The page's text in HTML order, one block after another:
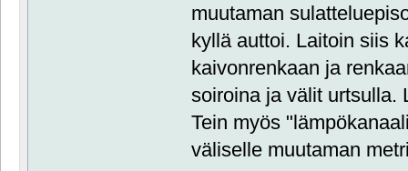
muutaman
kyllä auttoi. Laitoin siis
kaivonrenkaan ja
soiroina ja välit urtsulla.
Tein myös
väliselle muutaman